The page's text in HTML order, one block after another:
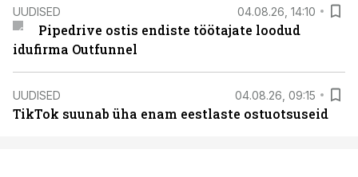
UUDISED 04.08.26, 14:10
Pipedrive ostis endiste töötajate loodud
idufirma Outfunnel
UUDISED 04.08.26, 09:15
TikTok suunab üha enam eestlaste ostuotsuseid